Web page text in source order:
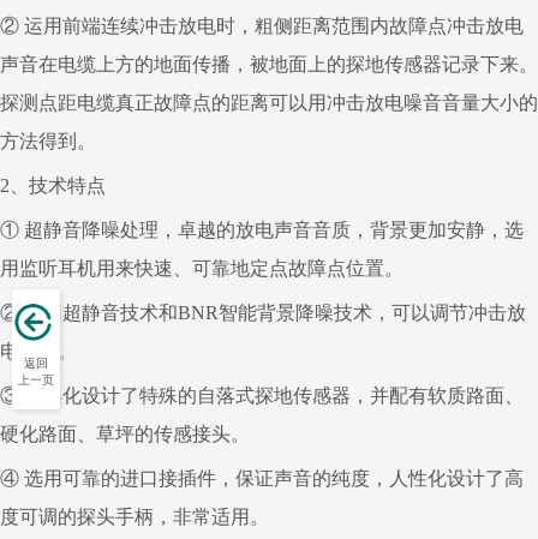
② 运用前端连续冲击放电时，粗侧距离范围内故障点冲击放电
声音在电缆上方的地面传播，被地面上的探地传感器记录下来。
探测点距电缆真正故障点的距离可以用冲击放电噪音音量大小的
方法得到。
2、技术特点
① 超静音降噪处理，卓越的放电声音音质，背景更加安静，选
用监听耳机用来快速、可靠地定点故障点位置。
② 选用超静音技术和BNR智能背景降噪技术，可以调节冲击放
电音量。
③
模具化设计了特殊的自落式探地传感器，并配有软质路面、
硬化路面、草坪的传感接头。
④ 选用可靠的进口接插件，保证声音的纯度，人性化设计了高
度可调的探头手柄，非常适用。
返回
上一页